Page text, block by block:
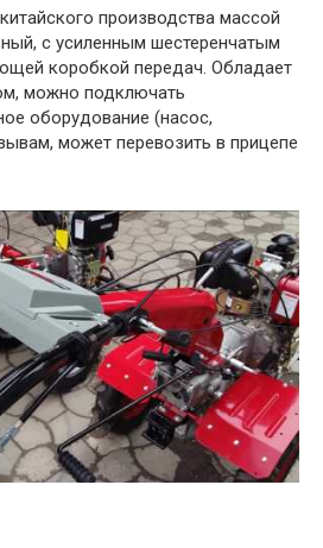
производства массой
с усиленным шестеренчатым
коробкой передач. Обладает
можно подключать
оборудование (насос,
может перевозить в прицепе